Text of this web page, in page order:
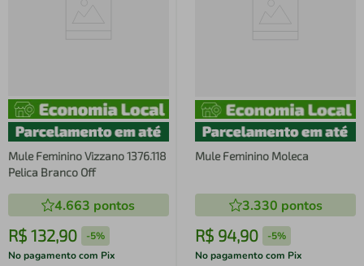
Mule Feminino Vizzano 1376.118
Pelica Branco Off
4.663 pontos
R$ 132,90 -5%
No pagamento com Pix
Mule Feminino Moleca
3.330 pontos
R$ 94,90 -5%
No pagamento com Pix